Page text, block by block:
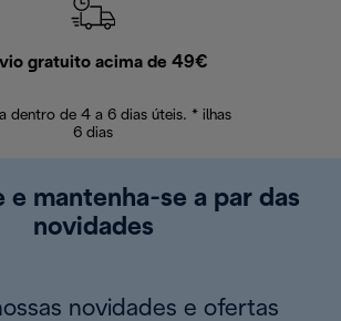
gratuito acima de 49€
dentro de 4 a 6 dias úteis. * ilhas
6 dias
e mantenha-se a par das
novidades
novidades e ofertas